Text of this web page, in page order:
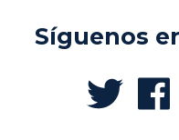
Síguenos